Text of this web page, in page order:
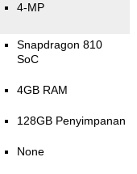
4-MP
Snapdragon 810
SoC
4GB RAM
128GB Penyimpanan
None